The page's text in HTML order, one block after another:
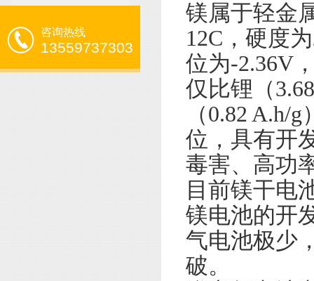
咨询热线
13559737303
镁属于轻金
12C，硬度
位为-2.36V
仅比锂（
（0.82 A.h/
位，具有开
毒害、高功
目前镁干电
镁电池的开
气电池极少
破。